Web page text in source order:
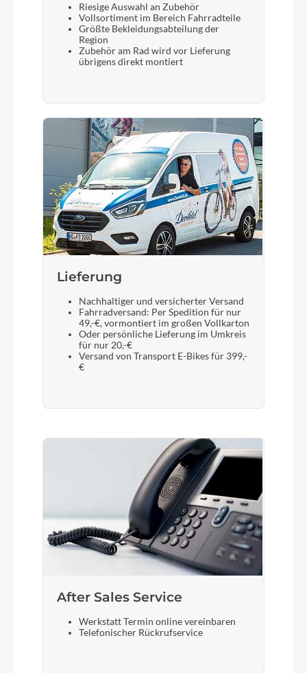
Riesige Auswahl an Zubehör
Vollsortiment im Bereich Fahrradteile
Größte Bekleidungsabteilung der
Region
Zubehör am Rad wird vor Lieferung
übrigens direkt montiert
Lieferung
Nachhaltiger und versicherter Versand
Fahrradversand: Per Spedition für nur
49,-€, vormontiert im großen Vollkarton
Oder persönliche Lieferung im Umkreis
für nur 20,-€
Versand von Transport E-Bikes für 399,-
€
After Sales Service
Werkstatt Termin online vereinbaren
Telefonischer Rückrufservice